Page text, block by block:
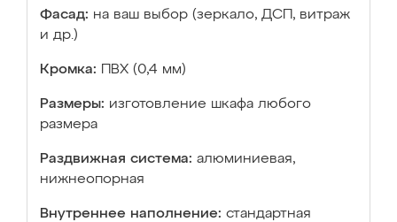
Фасад: на ваш выбор (зеркало, ДСП, витраж
и др.)
Кромка: ПВХ (0,4 мм)
Размеры: изготовление шкафа любого
размера
Раздвижная система: алюминиевая,
нижнеопорная
Внутреннее наполнение: стандартная